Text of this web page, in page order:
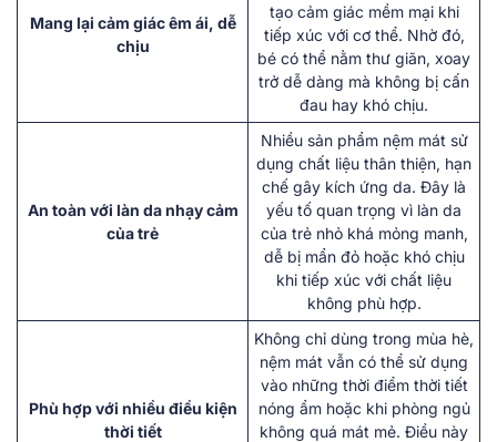
Mang lại cảm giác êm ái, dễ
chịu
tạo cảm giác mềm mại khi
tiếp xúc với cơ thể. Nhờ đó,
bé có thể nằm thư giãn, xoay
trở dễ dàng mà không bị cấn
đau hay khó chịu.
An toàn với làn da nhạy cảm
của trẻ
Nhiều sản phẩm nệm mát sử
dụng chất liệu thân thiện, hạn
chế gây kích ứng da. Đây là
yếu tố quan trọng vì làn da
của trẻ nhỏ khá mỏng manh,
dễ bị mẩn đỏ hoặc khó chịu
khi tiếp xúc với chất liệu
không phù hợp.
Phù hợp với nhiều điều kiện
thời tiết
Không chỉ dùng trong mùa hè,
nệm mát vẫn có thể sử dụng
vào những thời điểm thời tiết
nóng ẩm hoặc khi phòng ngủ
không quá mát mẻ. Điều này